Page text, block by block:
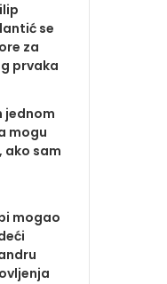
se
za
prvaka
jednom
mogu
sam
mogao